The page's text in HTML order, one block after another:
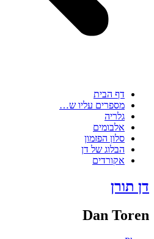
דף הבית
מספרים עליו ש…
גלריה
אלבומים
סלון הפזמון
הבלוג של דן
אקורדים
דן תורן
Dan Toren